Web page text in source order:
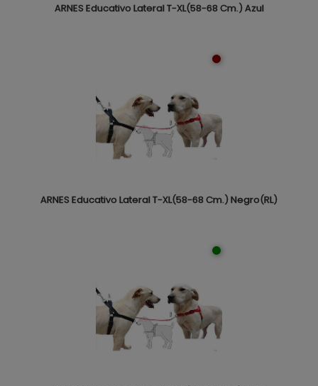
ARNES Educativo Lateral T-XL(58-68 Cm.) Azul
ARNES Educativo Lateral T-XL(58-68 Cm.) Negro(RL)